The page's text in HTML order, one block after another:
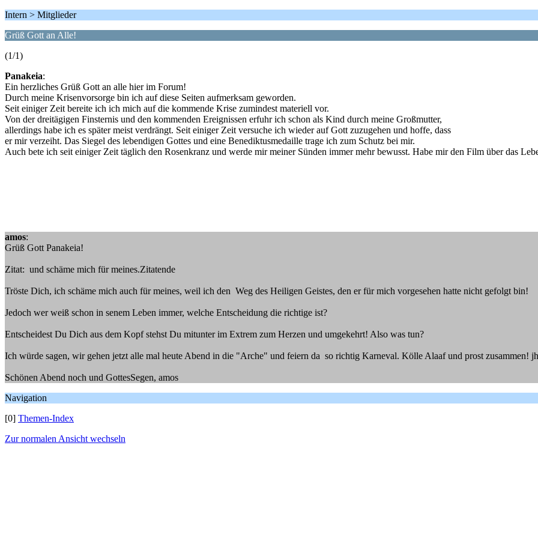
Intern > Mitglieder
Grüß Gott an Alle!
(1/1)
Panakeia:
Ein herzliches Grüß Gott an alle hier im Forum!
Durch meine Krisenvorsorge bin ich auf diese Seiten aufmerksam geworden.
Seit einiger Zeit bereite ich ich mich auf die kommende Krise zumindest materiell vor.
Von der dreitägigen Finsternis und den kommenden Ereignissen erfuhr ich schon als Kind durch meine Großmutter,
allerdings habe ich es später meist verdrängt. Seit einiger Zeit versuche ich wieder auf Gott zuzugehen und hoffe, dass
er mir verzeiht. Das Siegel des lebendigen Gottes und eine Benediktusmedaille trage ich zum Schutz bei mir.
Auch bete ich seit einiger Zeit täglich den Rosenkranz und werde mir meiner Sünden immer mehr bewusst. Habe mir den Film über das
amos:
Grüß Gott Panakeia!
Zitat: und schäme mich für meines.Zitatende
Tröste Dich, ich schäme mich auch für meines, weil ich den Weg des Heiligen Geistes, den er für mich vorgesehen hatte nicht gefolgt bin!
Jedoch wer weiß schon in senem Leben immer, welche Entscheidung die richtige ist?
Entscheidest Du Dich aus dem Kopf stehst Du mitunter im Extrem zum Herzen und umgekehrt! Also was tun?
Ich würde sagen, wir gehen jetzt alle mal heute Abend in die "Arche" und feiern da so richtig Karneval. Kölle Alaaf und prost zusammen!
Schönen Abend noch und GottesSegen, amos
Navigation
[0] Themen-Index
Zur normalen Ansicht wechseln